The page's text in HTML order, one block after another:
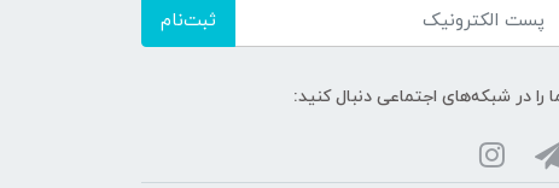
ثبت‌نام
را در شبکه‌های اجتماعی دنبال کنید: